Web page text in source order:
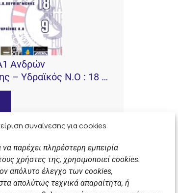
συναίνεσης για cookies
να παρέχει πληρέστερη εμπειρία
χρήστες της, χρησιμοποιεί cookies.
απόλυτο έλεγχο των cookies,
απολύτως τεχνικά απαραίτητα, ή
Ανδρών
– Υδραϊκός Ν.Ο : 18 –